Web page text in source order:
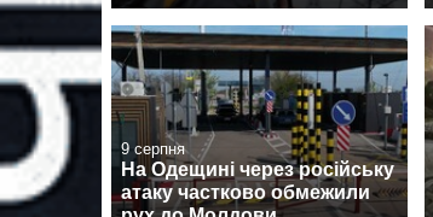
9 серпня
На Одещині через російську
атаку частково обмежили